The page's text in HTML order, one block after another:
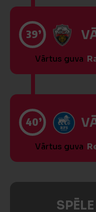
39’
Vārtus guva
40’
Vārtus guva